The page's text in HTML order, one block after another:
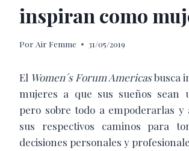
inspiran como
Por Air Femme 31/05/2019
El Women´s Forum Americasbusca
mujeres a que sus sueños sean
pero sobre todo a empoderarlas y
sus respectivos caminos para
decisiones personales y